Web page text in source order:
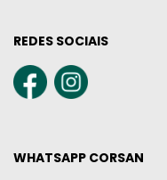
REDES SOCIAIS
WHATSAPP CORSAN